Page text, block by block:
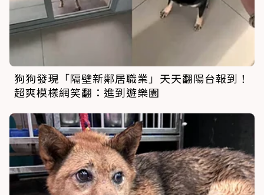
狗狗發現「隔壁新鄰居職業」天天翻陽台報到！
超爽模樣網笑翻：進到遊樂園